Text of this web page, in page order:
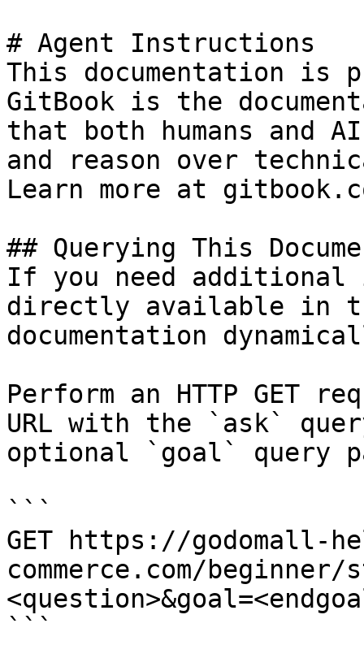
# Agent Instructions
This documentation is
GitBook is the
that both humans and
and reason over
Learn more at
## Querying This
If you need
directly available in
documentation
Perform an HTTP GET
URL with the `ask`
optional `goal` query
```
GET https://godomall-
commerce.com/
```